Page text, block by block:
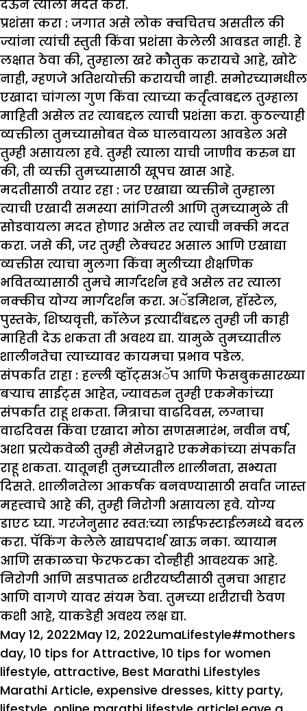
देऊन त्याला मदत करा.
प्रशंसा करा : जगात असे लोक क्वचितच असतील की
ज्यांना त्यांची स्तुती किंवा प्रशंसा केलेली आवडत नाही. हे
लक्षात ठेवा की, तुम्हाला खरे कौतुक करायचे आहे, खोटे
नाही, म्हणजे अतिशयोक्ती करायची नाही. समोरच्यामधील
एखादा चांगला गुण किंवा त्याच्या कर्तृत्वाबद्दल तुम्हाला
माहिती असेल तर त्याबद्दल त्याची प्रशंसा करा. कुठल्याही
व्यक्तीला तुमच्यासोबत वेळ घालवायला आवडेल असे
तुम्ही असायला हवे. तुम्ही त्याला याची जाणीव करुन द्या
की, ती व्यक्ती तुमच्यासाठी खूपच खास आहे.
मदतीसाठी तयार रहा : जर एखाद्या व्यक्तीने तुम्हाला
त्याची एखादी समस्या सांगितली आणि तुमच्यामुळे ती
सोडवायला मदत होणार असेल तर त्याची नक्की मदत
करा. जसे की, जर तुम्ही लेक्चरर असाल आणि एखाद्या
व्यक्तीस त्याचा मुलगा किंवा मुलीच्या शैक्षणिक
भवितव्यासाठी तुमचे मार्गदर्शन हवे असेल तर त्याला
नक्कीच योग्य मार्गदर्शन करा. अॅडमिशन, हॉस्टेल,
पुस्तके, शिष्यवृत्ती, कॉलेज इत्यादींबद्दल तुम्ही जी काही
माहिती देऊ शकता ती अवश्य द्या. यामुळे तुमच्यातील
शालीनतेचा त्याच्यावर कायमचा प्रभाव पडेल.
संपर्कात राहा : हल्ली व्हॉट्सअॅप आणि फेसबुकसारख्या
बऱ्याच साईट्स आहेत, ज्यावरुन तुम्ही एकमेकांच्या
संपर्कात राहू शकता. मित्राचा वाढदिवस, लग्नाचा
वाढदिवस किंवा एखादा मोठा सणसमारंभ, नवीन वर्ष,
अशा प्रत्येकवेळी तुम्ही मेसेजद्वारे एकमेकांच्या संपर्कात
राहू शकता. यातूनही तुमच्यातील शालीनता, सभ्यता
दिसते. शालीनतेला आकर्षक बनवण्यासाठी सर्वात जास्त
महत्त्वाचे आहे की, तुम्ही निरोगी असायला हवे. योग्य
डाएट घ्या. गरजेनुसार स्वत:च्या लाईफस्टाईलमध्ये बदल
करा. पॅकिंग केलेले खाद्यपदार्थ खाऊ नका. व्यायाम
आणि सकाळचा फेरफटका दोन्हीही आवश्यक आहे.
निरोगी आणि सडपातळ शरीरयष्टीसाठी तुमचा आहार
आणि वागणे यावर संयम ठेवा. तुमच्या शरीराची ठेवण
कशी आहे, याकडेही अवश्य लक्ष द्या.
Posted
on
May 12, 2022May 12, 2022Author
umaCategories
LifestyleTags
#mothers
day, 10 tips for Attractive, 10 tips for women
lifestyle, attractive, Best Marathi Lifestyles
Marathi Article, expensive dresses, kitty party,